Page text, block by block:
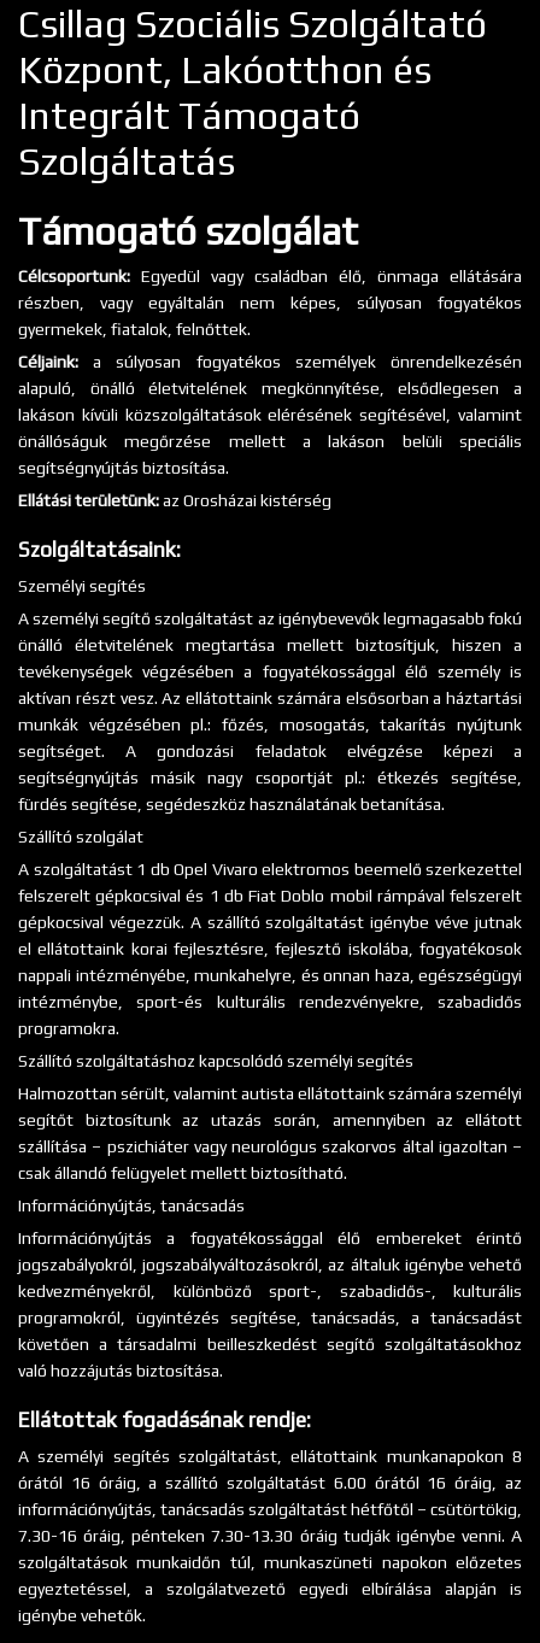
Csillag Szociális Szolgáltató
Központ, Lakóotthon és
Integrált Támogató
Szolgáltatás
Támogató szolgálat
Célcsoportunk: Egyedül vagy családban élő, önmaga ellátására
részben, vagy egyáltalán nem képes, súlyosan fogyatékos
gyermekek, fiatalok, felnőttek.
Céljaink: a súlyosan fogyatékos személyek önrendelkezésén
alapuló, önálló életvitelének megkönnyítése, elsődlegesen a
lakáson kívüli közszolgáltatások elérésének segítésével, valamint
önállóságuk megőrzése mellett a lakáson belüli speciális
segítségnyújtás biztosítása.
Ellátási területünk:az Orosházai kistérség
Szolgáltatásaink:
Személyi segítés
A személyi segítő szolgáltatást az igénybevevők legmagasabb fokú
önálló életvitelének megtartása mellett biztosítjuk, hiszen a
tevékenységek végzésében a fogyatékossággal élő személy is
aktívan részt vesz. Az ellátottaink számára elsősorban a háztartási
munkák végzésében pl.: főzés, mosogatás, takarítás nyújtunk
segítséget. A gondozási feladatok elvégzése képezi a
segítségnyújtás másik nagy csoportját pl.: étkezés segítése,
fürdés segítése, segédeszköz használatának betanítása.
Szállító szolgálat
A szolgáltatást 1 db Opel Vivaro elektromos beemelő szerkezettel
felszerelt gépkocsival és 1 db Fiat Doblo mobil rámpával felszerelt
gépkocsival végezzük. A szállító szolgáltatást igénybe véve jutnak
el ellátottaink korai fejlesztésre, fejlesztő iskolába, fogyatékosok
nappali intézményébe, munkahelyre, és onnan haza, egészségügyi
intézménybe, sport-és kulturális rendezvényekre, szabadidős
programokra.
Szállító szolgáltatáshoz kapcsolódó személyi segítés
Halmozottan sérült, valamint autista ellátottaink számára személyi
segítőt biztosítunk az utazás során, amennyiben az ellátott
szállítása – pszichiáter vagy neurológus szakorvos által igazoltan –
csak állandó felügyelet mellett biztosítható.
Információnyújtás, tanácsadás
Információnyújtás a fogyatékossággal élő embereket érintő
jogszabályokról, jogszabályváltozásokról, az általuk igénybe vehető
kedvezményekről, különböző sport-, szabadidős-, kulturális
programokról, ügyintézés segítése, tanácsadás, a tanácsadást
követően a társadalmi beilleszkedést segítő szolgáltatásokhoz
való hozzájutás biztosítása.
Ellátottak fogadásának rendje:
A személyi segítés szolgáltatást, ellátottaink munkanapokon 8
órától 16 óráig, a szállító szolgáltatást 6.00 órától 16 óráig, az
információnyújtás, tanácsadás szolgáltatást hétfőtől – csütörtökig,
7.30-16 óráig, pénteken 7.30-13.30 óráig tudják igénybe venni. A
szolgáltatások munkaidőn túl, munkaszüneti napokon előzetes
egyeztetéssel, a szolgálatvezető egyedi elbírálása alapján is
igénybe vehetők.